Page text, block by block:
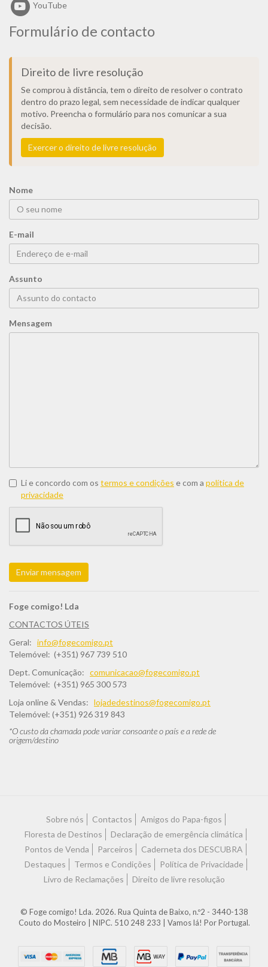
YouTube
Formulário de contacto
Direito de livre resolução
Se comprou à distância, tem o direito de resolver o contrato
dentro do prazo legal, sem necessidade de indicar qualquer
motivo. Preencha o formulário para nos comunicar a sua
decisão.
Exercer o direito de livre resolução
Nome
E-mail
Assunto
Mensagem
Li e concordo com os termos e condições e com a política de
privacidade
Enviar mensagem
Foge comigo! Lda
CONTACTOS ÚTEIS
Geral: info@fogecomigo.pt
Telemóvel: (+351) 967 739 510
Dept. Comunicação: comunicacao@fogecomigo.pt
Telemóvel: (+351) 965 300 573
Loja online & Vendas: lojadedestinos@fogecomigo.pt
Telemóvel: (+351) 926 319 843
*O custo da chamada pode variar consoante o país e a rede de
origem/destino
Sobre nós Contactos
Amigos do Papa-figos
Floresta de Destinos
Declaração de emergência climática
Pontos de Venda
Parceiros
Caderneta dos DESCUBRA
Destaques
Termos e Condições
Política de Privacidade
Livro de Reclamações
Direito de livre resolução
© Foge comigo! Lda. 2026. Rua Quinta de Baixo, n.º2 - 3440-138
Couto do Mosteiro | NIPC. 510 248 233 | Vamos lá! Por Portugal.